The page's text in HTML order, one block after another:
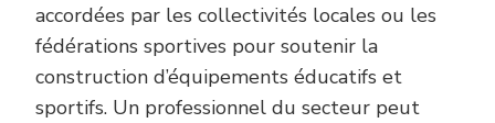
accordées par les collectivités locales ou les
fédérations sportives pour soutenir la
construction d’équipements éducatifs et
sportifs. Un professionnel du secteur peut